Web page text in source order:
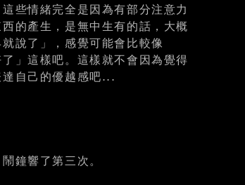
些情緒完全是因為有部分注意力
的產生，是無中生有的話，大概
說了」，感覺可能會比較像
」這樣吧。這樣就不會因為覺得
自己的優越感吧...
鐘響了第三次。